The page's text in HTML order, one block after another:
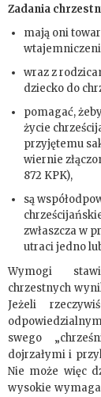
Zadania
mają oni
wraz z
dziecko do
pomagać,
życie
przyjętemu
wiernie
872 KPK),
są
zwłaszcza w
utraci jedno
Wymogi
chrzestnych
Jeżeli
swego
dojrzałymi i
Nie może więc
wysokie